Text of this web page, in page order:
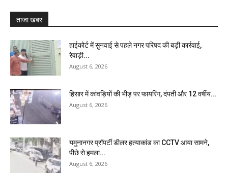
ताजा खबर
हाईकोर्ट में सुनवाई से पहले नगर परिषद की बड़ी कार्रवाई,
रेवाड़ी...
August 6, 2026
हिसार में कांवड़ियों की भीड़ पर फायरिंग, दंपती और 12 वर्षीय...
August 6, 2026
यमुनानगर प्रॉपर्टी डीलर हत्याकांड का CCTV आया सामने,
पीछे से हमला...
August 6, 2026